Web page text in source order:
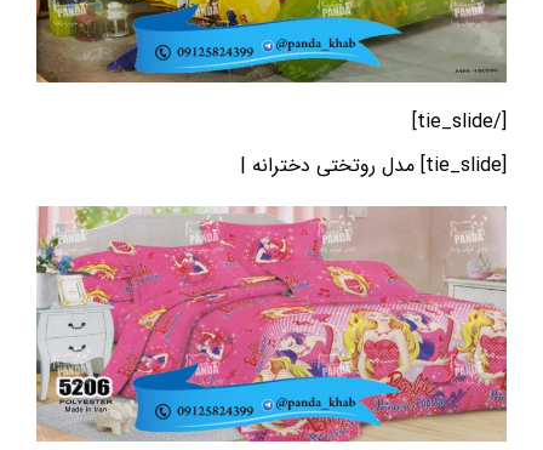
[/tie_slide]
[tie_slide] مدل روتختی دخترانه |